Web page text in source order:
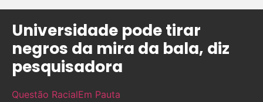
Universidade pode tirar
negros da mira da bala, diz
pesquisadora
Questão RacialEm Pauta